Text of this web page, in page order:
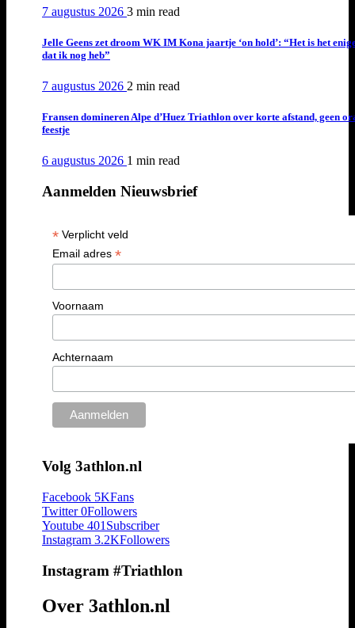
7 augustus 2026 3 min read
Jelle Geens zet droom WK IM Kona jaartje ‘on hold’: “Het is het
dat ik nog heb”
7 augustus 2026 2 min read
Fransen domineren Alpe d’Huez Triathlon over korte afstand, geen
feestje
6 augustus 2026 1 min read
Aanmelden Nieuwsbrief
*Verplicht veld
Email adres *
Voornaam
Achternaam
Volg 3athlon.nl
Facebook 5KFans
Twitter 0Followers
Youtube 401 Subscriber
Instagram 3.2KFollowers
Instagram #Triathlon
Over 3athlon.nl